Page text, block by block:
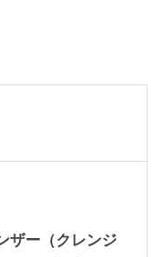
ザー（クレンジ